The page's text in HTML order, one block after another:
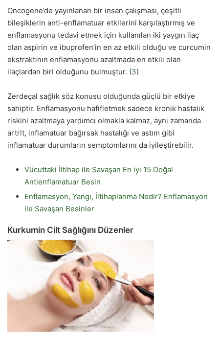
Oncogene’de yayınlanan bir insan çalışması, çeşitli
bileşiklerin anti-enflamatuar etkilerini karşılaştırmış ve
enflamasyonu tedavi etmek için kullanılan iki yaygın ilaç
olan aspirin ve ibuprofen’in en az etkili olduğu ve curcumin
ekstraktının enflamasyonu azaltmada en etkili olan
ilaçlardan biri olduğunu bulmuştur. (3)
Zerdeçal sağlık söz konusu olduğunda güçlü bir etkiye
sahiptir. Enflamasyonu hafifletmek sadece kronik hastalık
riskini azaltmaya yardımcı olmakla kalmaz, aynı zamanda
artrit, inflamatuar bağırsak hastalığı ve astım gibi
inflamatuar durumların semptomlarını da iyileştirebilir.
Vücuttaki İltihap ile Savaşan En iyi 15 Doğal
Antienflamatuar Besin
Enflamasyon, Yangı, İltihaplanma Nedir? Enflamasyon
ile Savaşan Besinler
Kurkumin Cilt Sağlığını Düzenler